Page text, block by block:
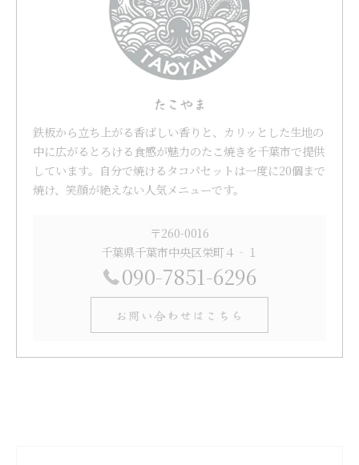
たこやま
鉄板から立ち上がる香ばしい香りと、カリッとした生地の
中に広がるとろける食感が魅力のたこ焼きを千葉市で提供
しています。自分で焼けるタコパセットは一度に20個まで
焼け、笑顔が絶えない人気メニューです。
〒260-0016
千葉県千葉市中央区栄町４‐１
090-7851-6296
お問い合わせはこちら